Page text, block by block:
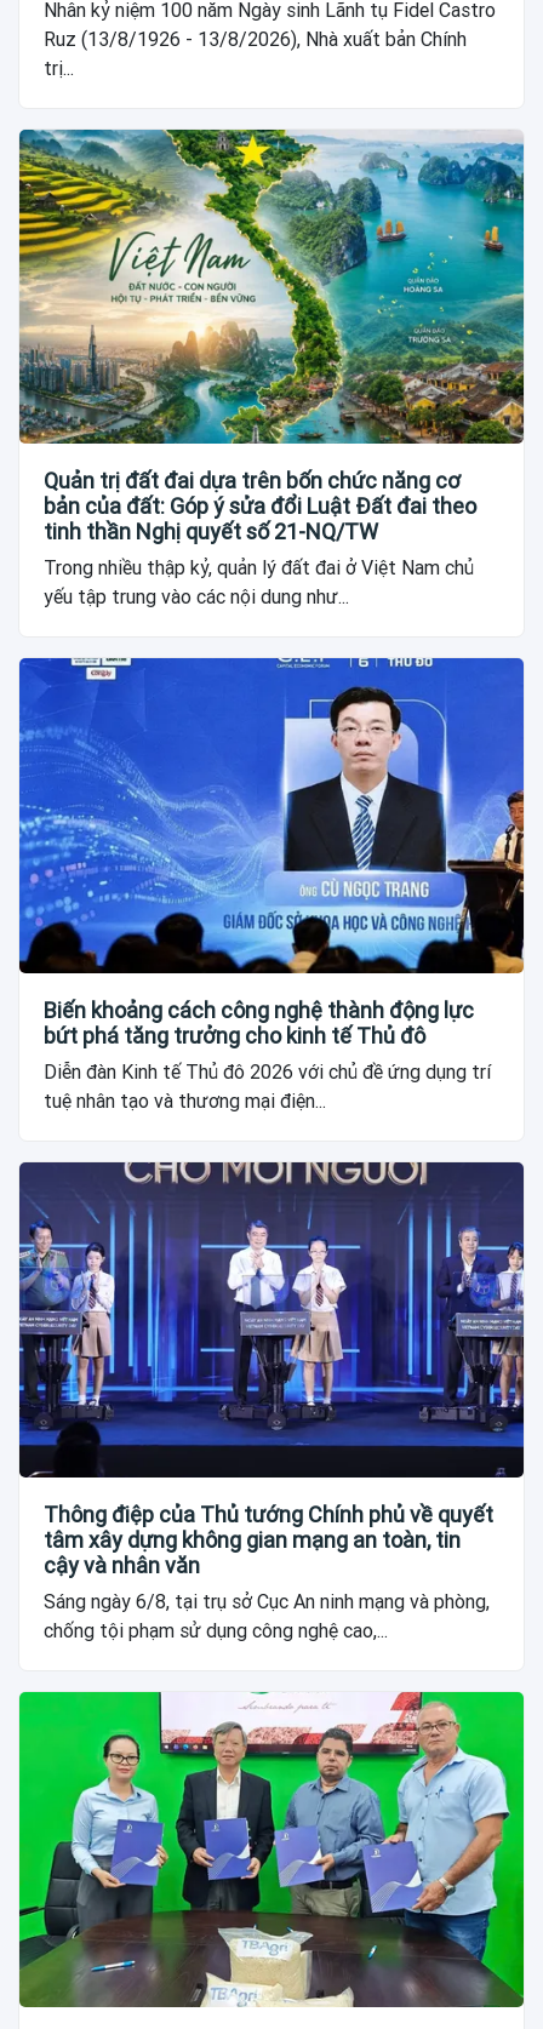
Nhân kỷ niệm 100 năm Ngày sinh Lãnh tụ Fidel Castro
Ruz (13/8/1926 - 13/8/2026), Nhà xuất bản Chính
trị...
Quản trị đất đai dựa trên bốn chức năng cơ
bản của đất: Góp ý sửa đổi Luật Đất đai theo
tinh thần Nghị quyết số 21-NQ/TW
Trong nhiều thập kỷ, quản lý đất đai ở Việt Nam chủ
yếu tập trung vào các nội dung như...
Biến khoảng cách công nghệ thành động lực
bứt phá tăng trưởng cho kinh tế Thủ đô
Diễn đàn Kinh tế Thủ đô 2026 với chủ đề ứng dụng trí
tuệ nhân tạo và thương mại điện...
Thông điệp của Thủ tướng Chính phủ về quyết
tâm xây dựng không gian mạng an toàn, tin
cậy và nhân văn
Sáng ngày 6/8, tại trụ sở Cục An ninh mạng và phòng,
chống tội phạm sử dụng công nghệ cao,...